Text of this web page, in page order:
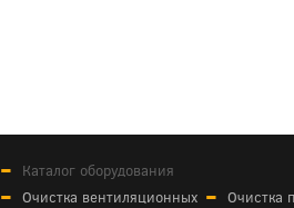
Каталог оборудования
Очистка вентиляционных
Очистка